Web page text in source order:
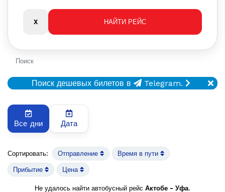
Поиск
Поиск дешевых билетов в Telegram.
Все дни Дата
Сортировать: Отправление Время в пути
Прибытие Цена
Не удалось найти автобусный рейс Актобе - Уфа.